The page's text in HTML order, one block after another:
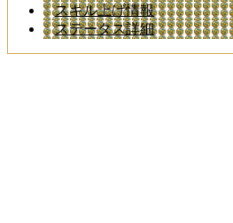
スキル上げ情報
ステータス詳細